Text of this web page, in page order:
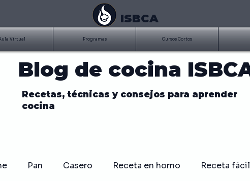
ISBCA
Virtual Programas Cursos Cortos
Blog de cocina
Recetas, técnicas y consejos para aprender
cocina
Pan Casero Receta en horno Receta fácil